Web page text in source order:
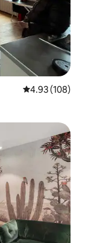
Calificación
4.93 (108)